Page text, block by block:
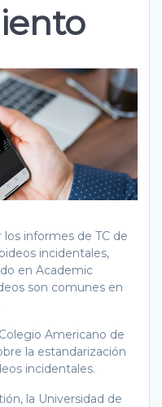
informes de TC de
incidentales,
en Academic
son comunes en
Americano de
la estandarización
incidentales.
la Universidad de